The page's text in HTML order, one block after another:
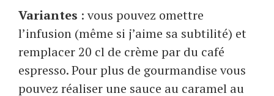
Variantes : vous pouvez omettre
l’infusion (même si j’aime sa subtilité) et
remplacer 20 cl de crème par du café
espresso. Pour plus de gourmandise vous
pouvez réaliser une sauce au caramel au